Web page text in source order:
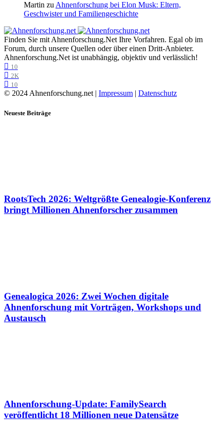
Martin zu Ahnenforschung bei Elon Musk: Eltern,
Geschwister und Familiengeschichte
Finden Sie mit Ahnenforschung.Net Ihre Vorfahren. Egal ob im
Forum, durch unsere Quellen oder über einen Dritt-Anbieter.
Ahnenforschung.Net ist unabhängig, objektiv und verlässlich!
10
2K
10
© 2024 Ahnenforschung.net | Impressum | Datenschutz
Neueste Beiträge
RootsTech 2026: Weltgrößte Genealogie-Konferenz
bringt Millionen Ahnenforscher zusammen
Genealogica 2026: Zwei Wochen digitale
Ahnenforschung mit Vorträgen, Workshops und
Austausch
Ahnenforschung-Update: FamilySearch
veröffentlicht 18 Millionen neue Datensätze